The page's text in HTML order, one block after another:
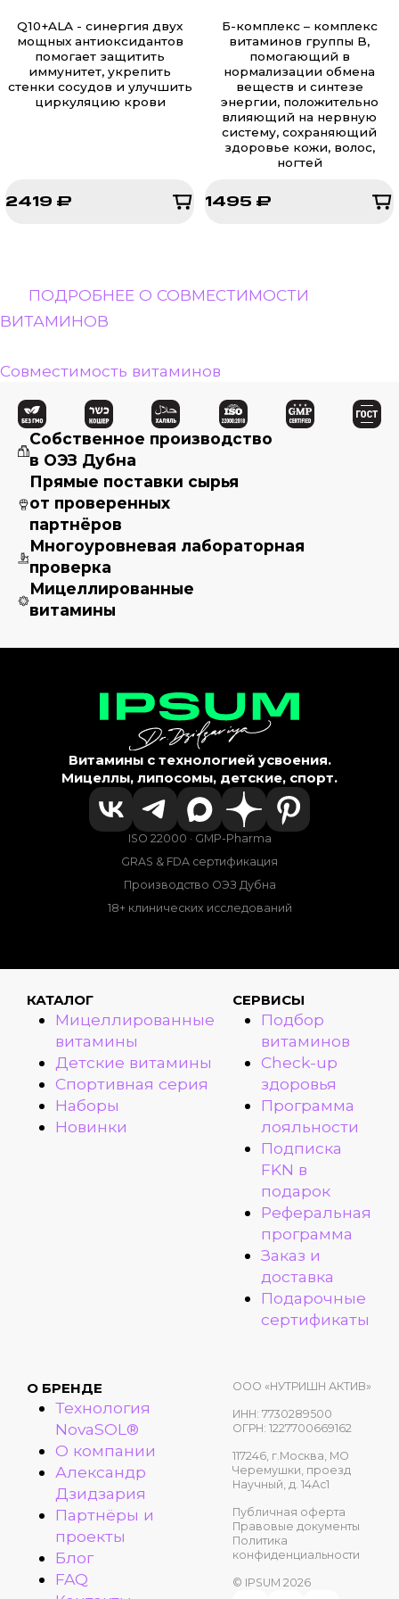
Q10+ALA - cинергия двух
мощных антиоксидантов
помогает защитить
иммунитет, укрепить
стенки сосудов и улучшить
циркуляцию крови
2419 ₽
Б-комплекс – комплекс
витаминов группы B,
помогающий в
нормализации обмена
веществ и синтезе
энергии, положительно
влияющий на нервную
систему, сохраняющий
здоровье кожи, волос,
ногтей
1495 ₽
ПОДРОБНЕЕ О СОВМЕСТИМОСТИ
ВИТАМИНОВ
Совместимость витаминов
Собственное производство
в ОЭЗ Дубна
Прямые поставки сырья
от проверенных
партнёров
Многоуровневая лабораторная
проверка
Мицеллированные
витамины
Витамины с технологией усвоения.
Мицеллы, липосомы, детские, спорт.
ISO 22000 · GMP-Pharma
GRAS & FDA сертификация
Производство ОЭЗ Дубна
18+ клинических исследований
КАТАЛОГ
Мицеллированные
витамины
Детские витамины
Спортивная серия
Наборы
Новинки
СЕРВИСЫ
Подбор
витаминов
Check-up
здоровья
Программа
лояльности
Подписка
FKN в
подарок
Реферальная
программа
Заказ и
доставка
Подарочные
сертификаты
О БРЕНДЕ
Технология
NovaSOL®
О компании
Александр
Дзидзария
Партнёры и
проекты
Блог
FAQ
ООО «НУТРИШН АКТИВ»
ИНН: 7730289500
ОГРН: 1227700669162
117246, г.Москва, МО
Черемушки, проезд
Научный, д. 14Ас1
Публичная оферта
Правовые документы
Политика
конфиденциальности
© IPSUM 2026